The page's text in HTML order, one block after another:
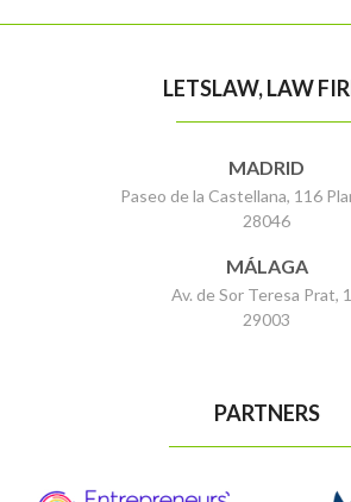
LETSLAW, LAW
MADRID
Paseo de la Castellana, 116
28046
MÁLAGA
Av. de Sor Teresa Prat,
29003
PARTNERS